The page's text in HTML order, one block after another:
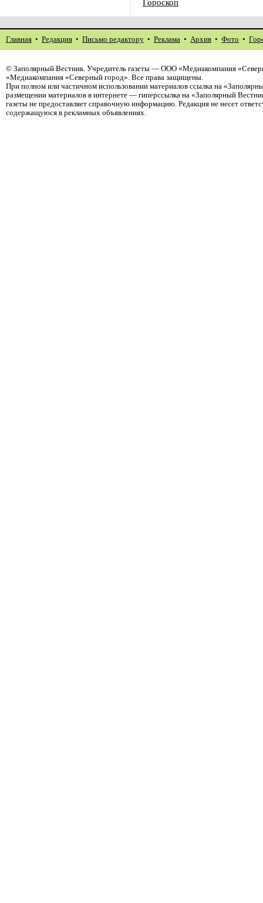
Гороскоп
Главная • Редакция • Письмо редактору • Реклама • Архив • Фото •
© Заполярный Вестник. Учредитель газеты — ООО «Медиакомпания
«Медиакомпания «Северный город». Все права защищены.
При полном или частичном использовании материалов ссылка на
размещении материалов в интернете — гиперссылка на «Заполярный
газеты не предоставляет справочную информацию. Редакция не несет
содержащуюся в рекламных объявлениях.